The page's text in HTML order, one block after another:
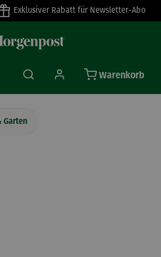
Exklusiver Rabatt für Newsletter-Abo
Warenkorb
Garten